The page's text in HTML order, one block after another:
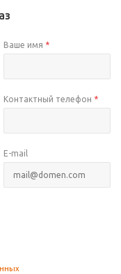
Ваше имя *
Контактный телефон *
E-mail